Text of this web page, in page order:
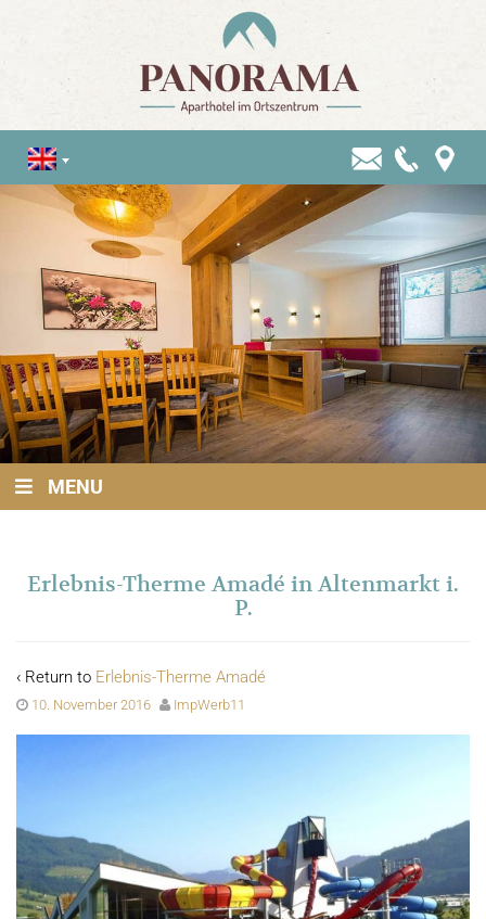
MENU
Erlebnis-Therme Amadé in Altenmarkt i.
P.
‹ Return to Erlebnis-Therme Amadé
10. November 2016 ImpWerb11